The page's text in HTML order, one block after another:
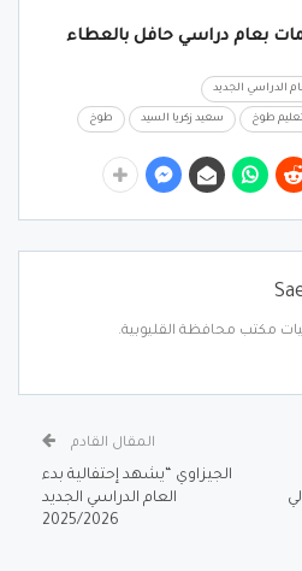
بعام دراسي حافل بالعطاء
الدراسي الجديد
تعليم طوخ سعيد زكريا السيد طوخ
مكتب محافظة القليوبية.
المقال القادم
الجيزاوي “يشهد إحتفالية بدء
العام الدراسي الجديد
2025/2026